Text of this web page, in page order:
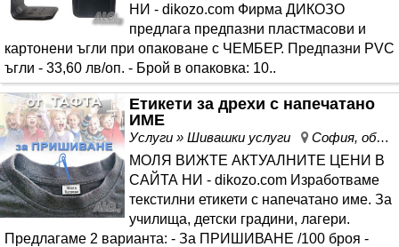
НИ - dikozo.com Фирма ДИКОЗО
предлага предпазни пластмасови и
картонени ъгли при опаковане с ЧЕМБЕР. Предпазни PVC
ъгли - 33,60 лв/оп. - Брой в опаковка: 10..
Етикети за дрехи с напечатано
ИМЕ
Услуги » Шивашки услуги
София, област София
МОЛЯ ВИЖТЕ АКТУАЛНИТЕ ЦЕНИ В
САЙТА НИ - dikozo.com Изработваме
текстилни етикети с напечатано име. За
училища, детски градини, лагери.
Предлагаме 2 варианта: - За ПРИШИВАНЕ /100 броя -